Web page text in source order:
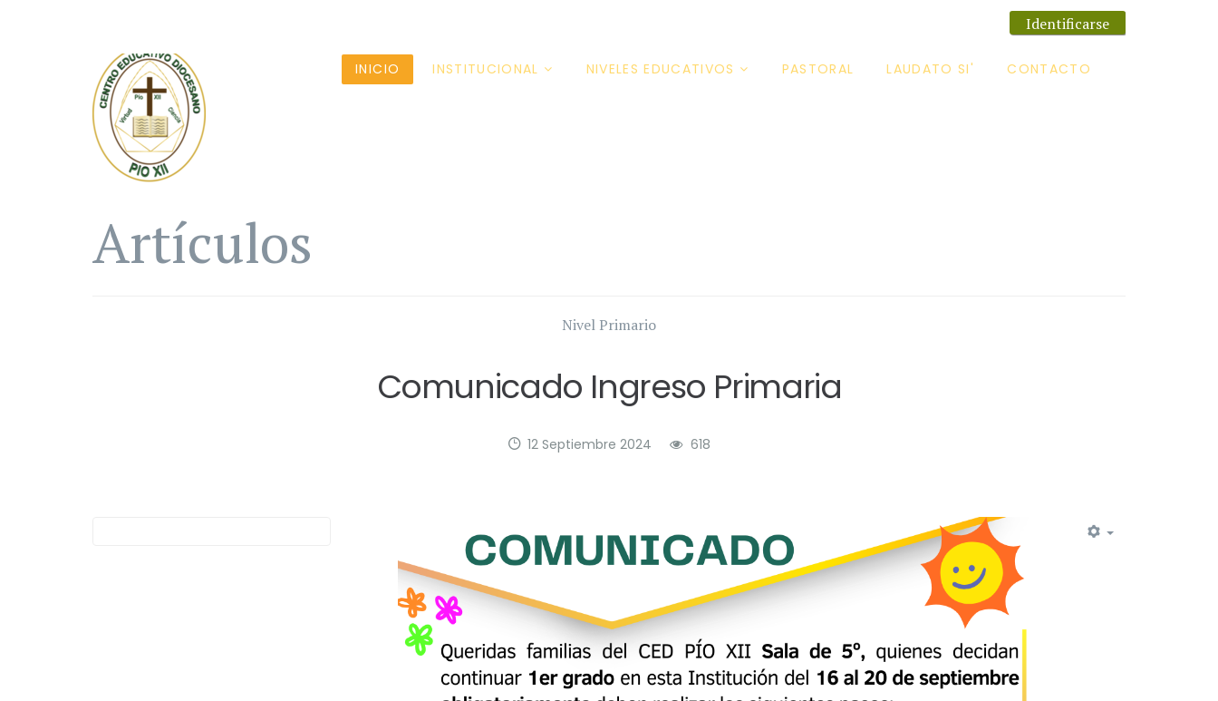
Identificarse
INICIO INSTITUCIONAL NIVELES EDUCATIVOS PASTORAL LAUDATO SI' CONTACTO
Artículos
Nivel Primario
Comunicado Ingreso Primaria
12 Septiembre 2024 618